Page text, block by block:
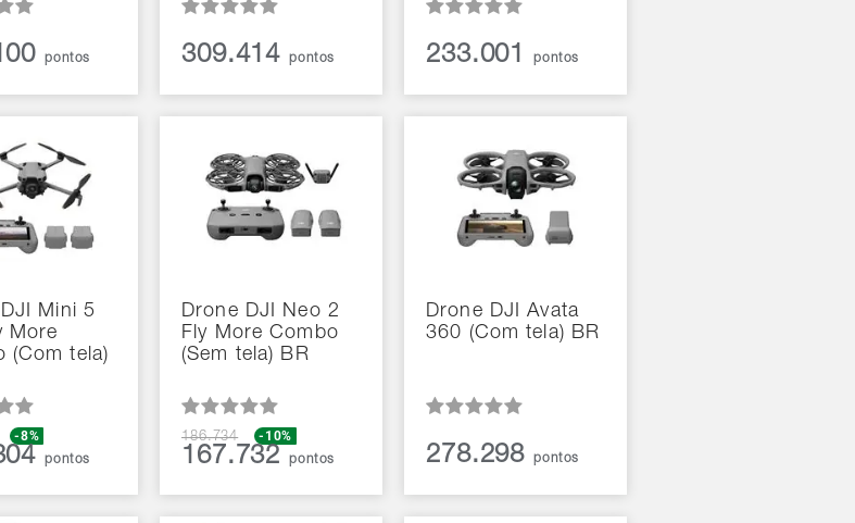
pontos 309.414 pontos 233.001 pontos
Mini 5
More
(Com tela)
-8%
pontos
Drone DJI Neo 2
Fly More Combo
(Sem tela) BR
186.734 -10%
167.732 pontos
Drone DJI Avata
360 (Com tela) BR
278.298 pontos